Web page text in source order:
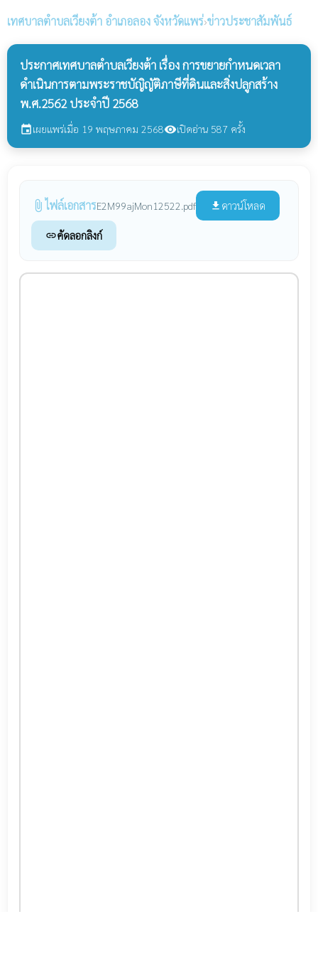
เทศบาลตำบลเวียงต้า อำเภอลอง จังหวัดแพร่›ข่าวประชาสัมพันธ์
ประกาศเทศบาลตำบลเวียงต้า เรื่อง การขยายกำหนดเวลา
ดำเนินการตามพระราชบัญิญัติภาษีที่ดินและสิ่งปลูกสร้าง
พ.ศ.2562 ประจำปี 2568
eventเผยแพร่เมื่อ 19 พฤษภาคม 2568visibilityเปิดอ่าน 587 ครั้ง
attach_file ไฟล์เอกสารE2M99ajMon12522.pdf file_download ดาวน์โหลด
linkคัดลอกลิงก์